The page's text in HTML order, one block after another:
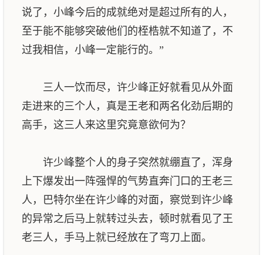
说了，小峰今后的成就绝对是超过所有的人，
至于能不能够突破他们的桎梏就不知道了，不
过我相信，小峰一定能行的。”
三人一饮而尽，许少峰正好就看见从外面
走进来的三个人，真是王老和两名化劲后期的
高手，这三人来这里究竟意欲何为？
许少峰整个人的身子突然就绷直了，浑身
上下爆发出一阵强悍的气势直奔门口的王老三
人，巴特尔坐在许少峰的对面，察觉到许少峰
的异常之后马上就转过头去，顿时就看见了王
老三人，手马上就已经放在了弯刀上面。